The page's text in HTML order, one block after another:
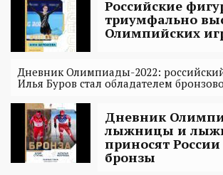
Российские
триумфально
Олимпийских
Дневник Олимпиады-2022:
Илья Буров стал обладателем
Дневник
лыжницы и
приносят
бронзы